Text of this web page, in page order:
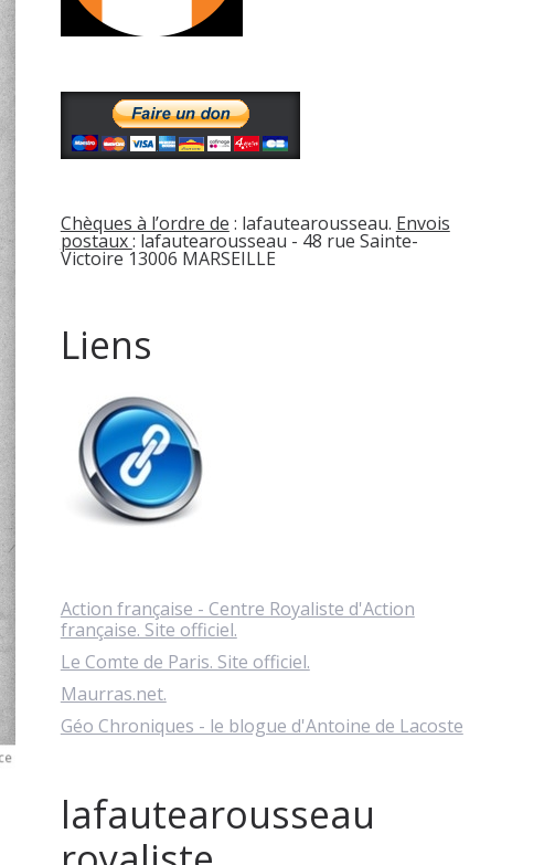
Chèques à l’ordre de : lafautearousseau. Envois
postaux: lafautearousseau - 48 rue Sainte-
Victoire 13006 MARSEILLE
Liens
Action française - Centre Royaliste d'Action
française. Site officiel.
Le Comte de Paris. Site officiel.
Maurras.net.
Géo Chroniques - le blogue d'Antoine de Lacoste
lafautearousseau